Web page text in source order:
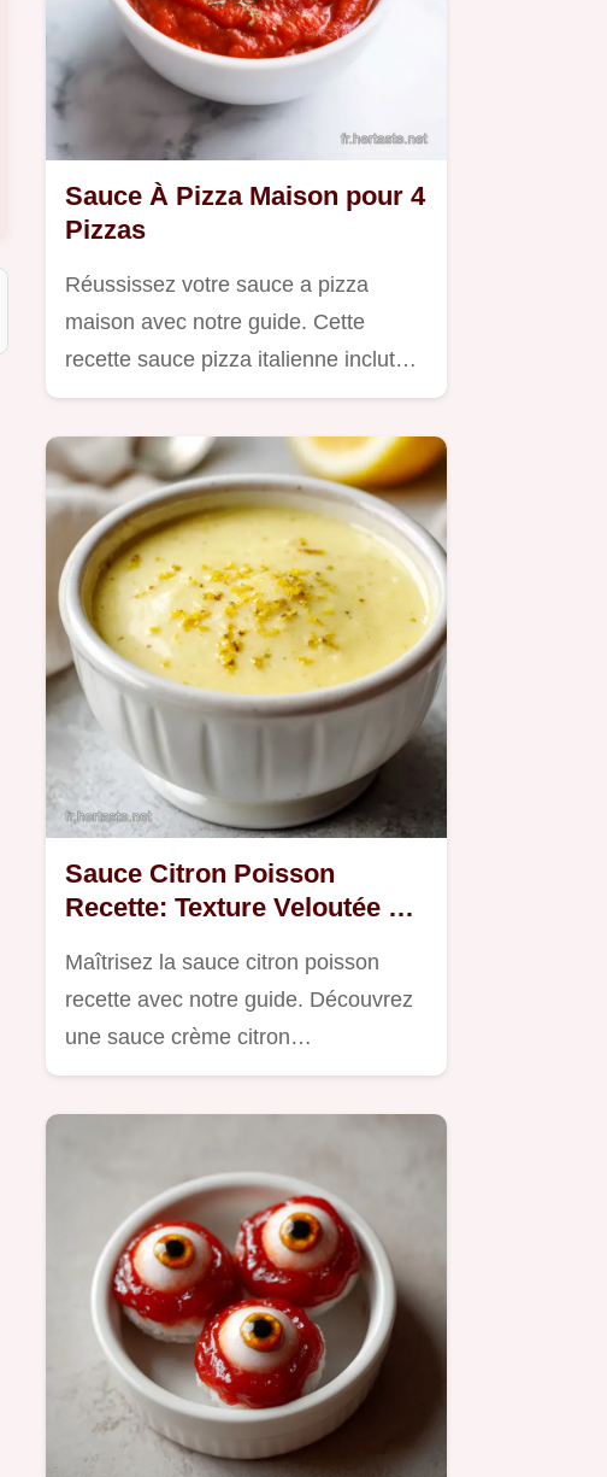
Sauce À Pizza Maison pour 4
Pizzas
Réussissez votre sauce a pizza
maison avec notre guide. Cette
recette sauce pizza italienne inclut…
Sauce Citron Poisson
Recette: Texture Veloutée en
Maîtrisez la sauce citron poisson
recette avec notre guide. Découvrez
une sauce crème citron…